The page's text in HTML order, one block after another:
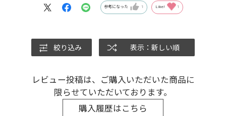
UNCORKを紹介しました。
参考になった 1 Like! 1
絞り込み 表示：新しい順
レビュー投稿は、ご購入いただいた商品に
限らせていただいております。
購入履歴はこちら